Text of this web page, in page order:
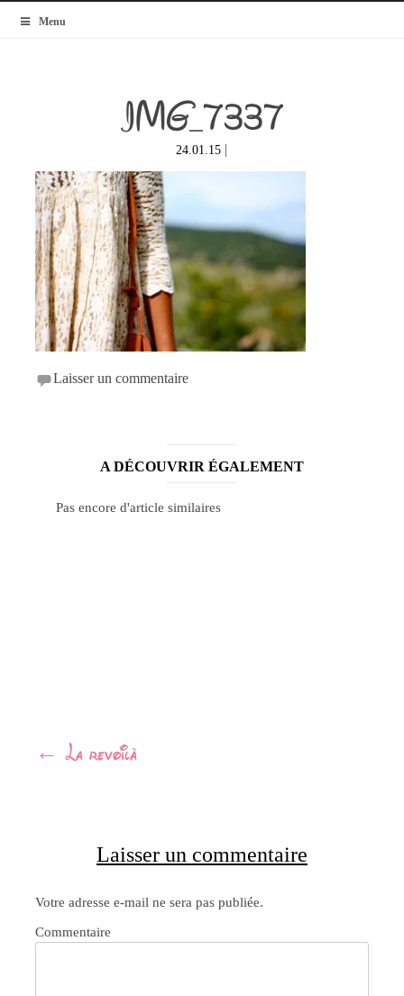
Menu
MyBlogMode
IMG_7337
24.01.15 |
Laisser un commentaire
A DÉCOUVRIR ÉGALEMENT
Pas encore d'article similaires
Navigation
← La revoilà
Laisser un commentaire
Votre adresse e-mail ne sera pas publiée.
Commentaire